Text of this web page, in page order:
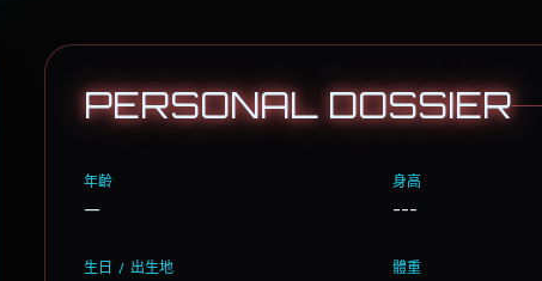
PERSONAL DOSSIER
年齡
—
生日 / 出生地
身高
---
體重